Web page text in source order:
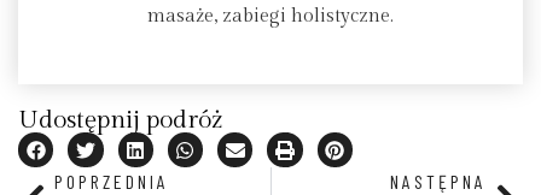
masaże, zabiegi holistyczne.
Udostępnij podróż
POPRZEDNIA
NASTĘPNA